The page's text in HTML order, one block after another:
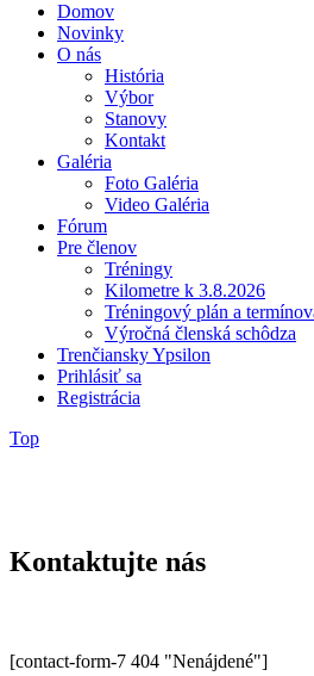
Domov
Novinky
O nás
História
Výbor
Stanovy
Kontakt
Galéria
Foto Galéria
Video Galéria
Fórum
Pre členov
Tréningy
Kilometre k 3.8.2026
Tréningový plán a
Výročná členská schôdza
Trenčiansky Ypsilon
Prihlásiť sa
Registrácia
Top
Kontaktujte nás
[contact-form-7 404 "Nenájdené"]